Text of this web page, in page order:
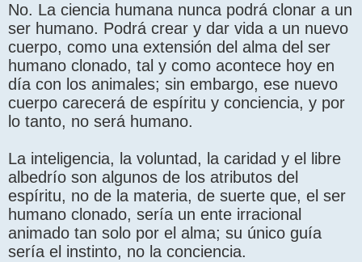
No. La ciencia humana nunca podrá clonar a un
ser humano. Podrá crear y dar vida a un nuevo
cuerpo, como una extensión del alma del ser
humano clonado, tal y como acontece hoy en
día con los animales; sin embargo, ese nuevo
cuerpo carecerá de espíritu y conciencia, y por
lo tanto, no será humano.
La inteligencia, la voluntad, la caridad y el libre
albedrío son algunos de los atributos del
espíritu, no de la materia, de suerte que, el ser
humano clonado, sería un ente irracional
animado tan solo por el alma; su único guía
sería el instinto, no la conciencia.